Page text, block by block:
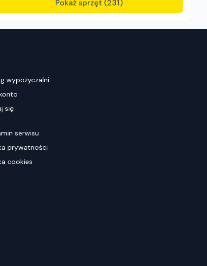
Pokaż sprzęt (231)
wypożyczalni
się
serwisu
prywatności
cookies